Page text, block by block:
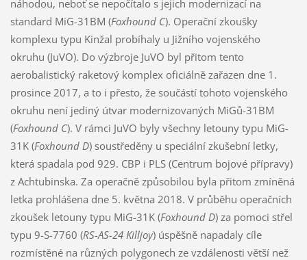
náhodou, neboť se nepočítalo s jejich modernizací na
standard MiG-31BM (Foxhound C). Operační zkoušky
komplexu typu Kinžal probíhaly u Jižního vojenského
okruhu (JuVO). Do výzbroje JuVO byl přitom tento
aerobalistický raketový komplex oficiálně zařazen dne 1.
prosince 2017, a to i přesto, že součástí tohoto vojenského
okruhu není jediný útvar modernizovaných MiGů-31BM
(Foxhound C). V rámci JuVO byly všechny letouny typu MiG-
31K (Foxhound D) soustředěny u speciální zkušební letky,
která spadala pod 929. CBP i PLS (Centrum bojové přípravy)
z Achtubinska. Za operačně způsobilou byla přitom zmíněná
letka prohlášena dne 5. května 2018. V průběhu operačních
zkoušek letouny typu MiG-31K (Foxhound D) za pomoci střel
typu 9-S-7760 (RS-AS-24 Killjoy) úspěšně napadaly cíle
rozmístěné na různých polygonech ze vzdálenosti větší než